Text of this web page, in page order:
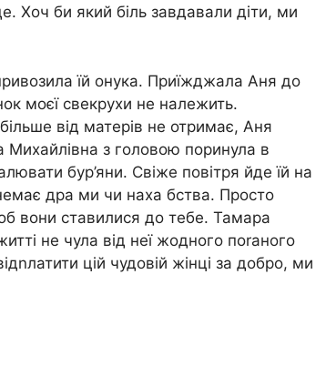
Хоч би який біль завдавали діти, ми
їй онука. Приїжджала Аня до
моєї свекрухи не належить.
від матерів не отримає, Аня
Михайлівна з головою поринула в
бур’яни. Свіже повітря йде їй на
немає дра ми чи наха бства. Просто
вони ставилися до тебе. Тамара
не чула від неї жодного поrаного
цій чудовій жінці за добро, ми